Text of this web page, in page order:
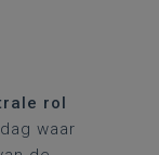
rol
waar